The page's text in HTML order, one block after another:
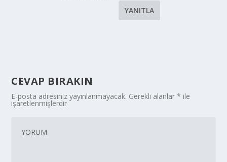
YANITLA
CEVAP BIRAKIN
E-posta adresiniz yayınlanmayacak. Gerekli alanlar* ile
işaretlenmişlerdir